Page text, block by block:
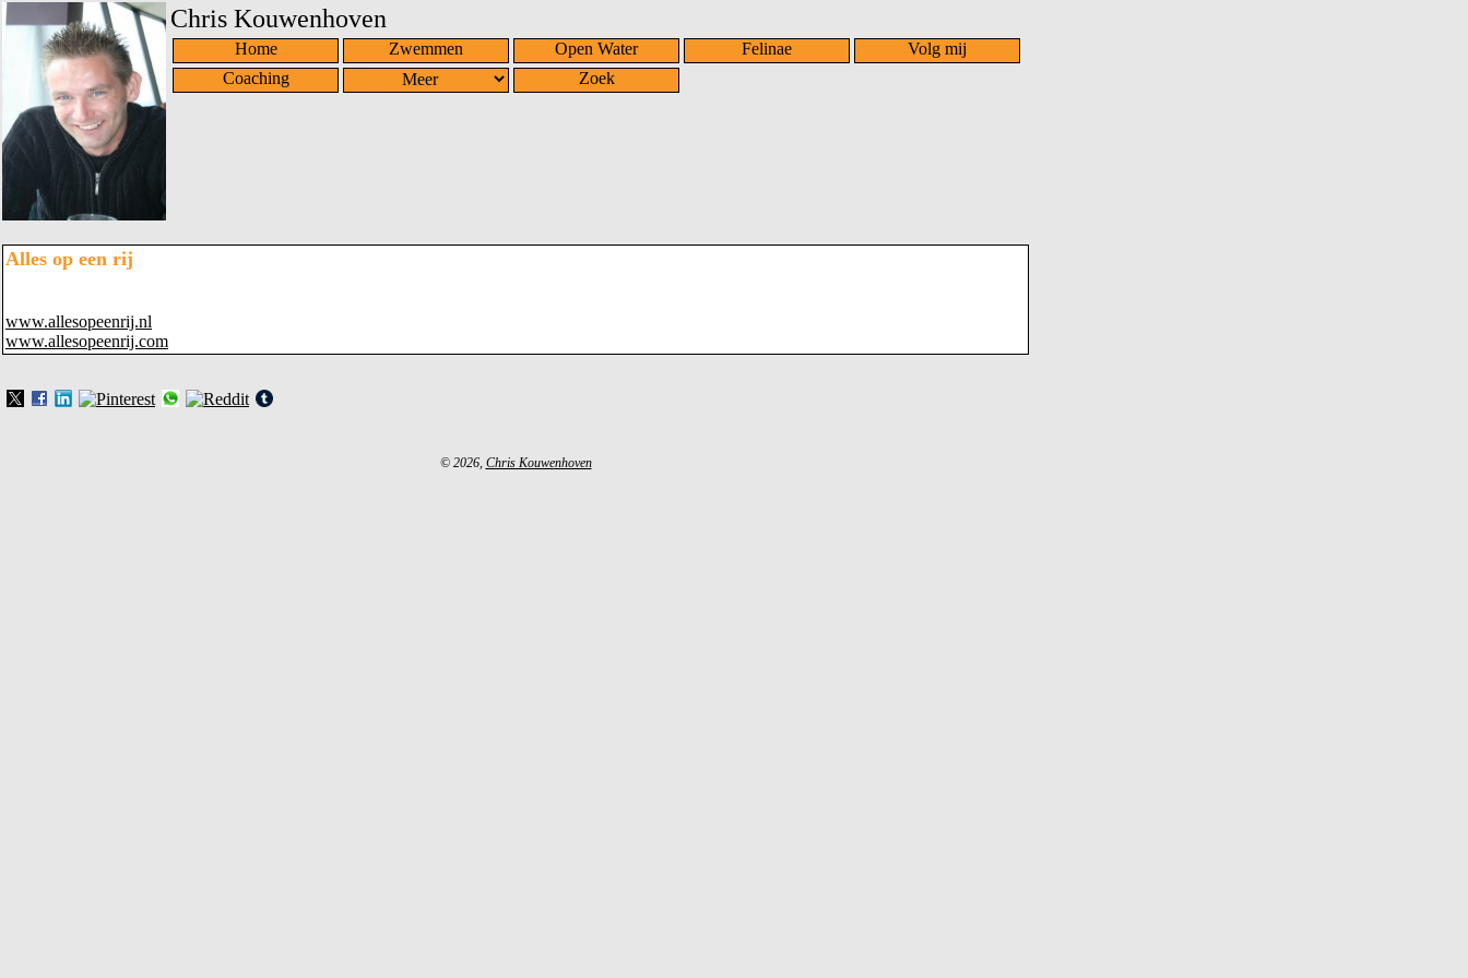
Chris Kouwenhoven
Home Zwemmen Open Water Felinae
Volg mij
Coaching
Zoek
Alles op een rij
www.allesopeenrij.nl
www.allesopeenrij.com
© 2026, Chris Kouwenhoven